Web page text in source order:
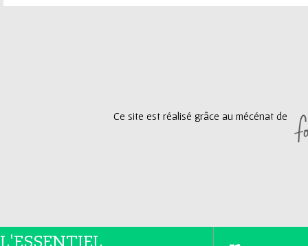
Ce site est réalisé grâce au mécénat de